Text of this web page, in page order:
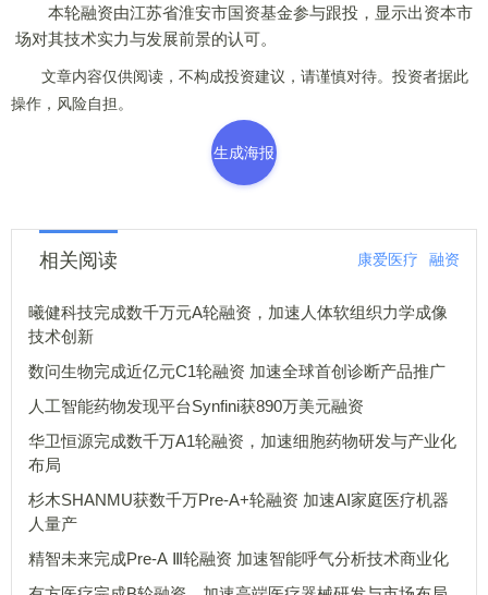
本轮融资由江苏省淮安市国资基金参与跟投，显示出资本市
场对其技术实力与发展前景的认可。
文章内容仅供阅读，不构成投资建议，请谨慎对待。投资者据此
操作，风险自担。
生成海报
相关阅读 康爱医疗 融资
曦健科技完成数千万元A轮融资，加速人体软组织力学成像
技术创新
数问生物完成近亿元C1轮融资 加速全球首创诊断产品推广
人工智能药物发现平台Synfini获890万美元融资
华卫恒源完成数千万A1轮融资，加速细胞药物研发与产业化
布局
杉木SHANMU获数千万Pre-A+轮融资 加速AI家庭医疗机器
人量产
精智未来完成Pre-A Ⅲ轮融资 加速智能呼气分析技术商业化